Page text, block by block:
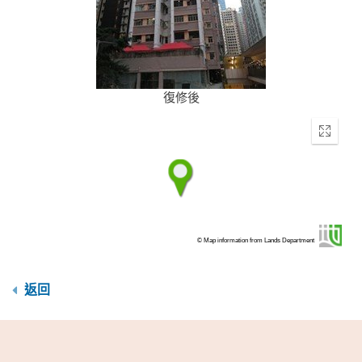
復修後
Enter
© Map information from Lands Department
返回